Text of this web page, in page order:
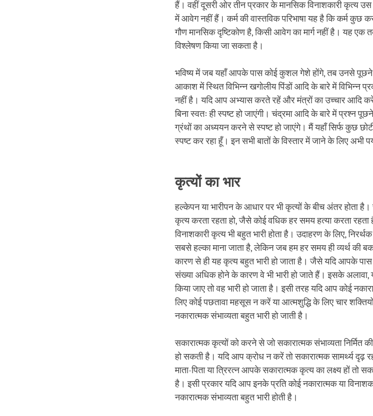
हैं। वहीं दूसरी ओर तीन प्रकार के मानसिक विनाशकारी कृत्य
में आवेग नहीं हैं। कर्म की वास्तविक परिभाषा यह है कि कर्म कुछ
गौण मानसिक दृष्टिकोण है, किसी आवेग का मार्ग नहीं है। यह
विश्लेषण किया जा सकता है।
भविष्य में जब यहाँ आपके पास कोई कुशल गेशे होंगे, तब उनसे पूछने
आकाश में स्थित विभिन्न खगोलीय पिंडों आदि के बारे में विभिन्न
नहीं है। यदि आप अभ्यास करते रहें और मंत्रों का उच्चार आदि करें
बिना स्वतः ही स्पष्ट हो जाएंगी। चंद्रमा आदि के बारे में प्रश्न
ग्रंथों का अध्ययन करने से स्पष्ट हो जाएंगे। मैं यहाँ सिर्फ कुछ
स्पष्ट कर रहा हूँ। इन सभी बातों के विस्तार में जाने के लिए अभी
कृत्यों का भार
हल्केपन या भारीपन के आधार पर भी कृत्यों के बीच अंतर होता
कृत्य करता रहता हो, जैसे कोई वधिक हर समय हत्या करता रहता
विनाशकारी कृत्य भी बहुत भारी होता है। उदाहरण के लिए,
सबसे हल्का माना जाता है, लेकिन जब हम हर समय ही व्यर्थ की
कारण से ही यह कृत्य बहुत भारी हो जाता है। जैसे यदि आपके
संख्या अधिक होने के कारण वे भी भारी हो जाते हैं। इसके अलावा,
किया जाए तो वह भारी हो जाता है। इसी तरह यदि आप कोई
लिए कोई पछतावा महसूस न करें या आत्मशुद्धि के लिए चार
नकारात्मक संभाव्यता बहुत भारी हो जाती है।
सकारात्मक कृत्यों को करने से जो सकारात्मक संभाव्यता निर्मित
हो सकती है। यदि आप क्रोध न करें तो सकारात्मक सामर्थ्य दृढ़
माता-पिता या त्रिरत्न आपके सकारात्मक कृत्य का लक्ष्य हों तो
है। इसी प्रकार यदि आप इनके प्रति कोई नकारात्मक या
नकारात्मक संभाव्यता बहुत भारी होती है।